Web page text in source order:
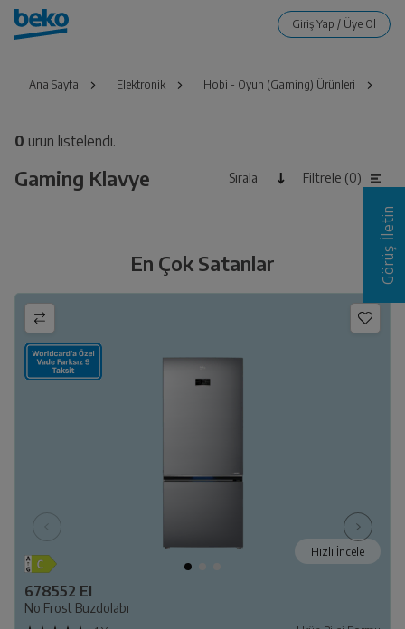
Ana Sayfa Elektronik Hobi - Oyun (Gaming) Ürünleri
0 ürün listelendi.
Gaming Klavye Sırala Filtrele (0)
En Çok Satanlar
Hızlı İncele
678552 EI
No Frost Buzdolabı
Görüş İletin